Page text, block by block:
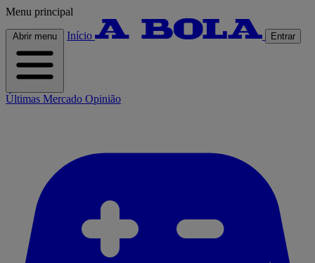
Menu principal
Abrir menu Início Entrar
Últimas Mercado Opinião